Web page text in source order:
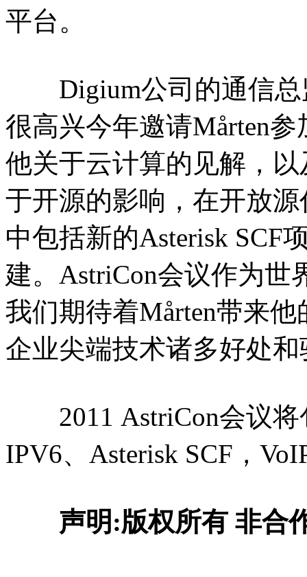
平台。
Digium公司的通信总
很高兴今年邀请Mårten
他关于云计算的见解，
于开源的影响，在开放
中包括新的Asterisk SCF
建。AstriCon会议作为世
我们期待着Mårten带来
企业尖端技术诸多好处
2011 AstriCon会议将
IPV6、Asterisk SCF，
声明:版权所有 非合